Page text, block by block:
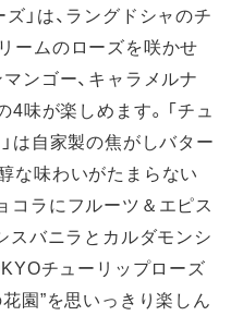
」は、ラングドシャのチ
ームのローズを咲かせ
ンゴー、キャラメルナ
4味が楽しめます。「チュ
は自家製の焦がしバター
な味わいがたまらない
コラにフルーツ＆エピス
スバニラとカルダモンシ
チューリップローズ
園”を思いっきり楽しん